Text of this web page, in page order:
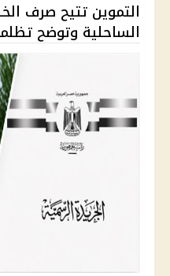
التموين تتيح صرف
الساحلية وتوضح